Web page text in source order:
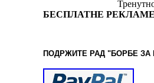
БЕСПЛАТНЕ
ПОДРЖИТЕ РАД "БОРБЕ ЗА